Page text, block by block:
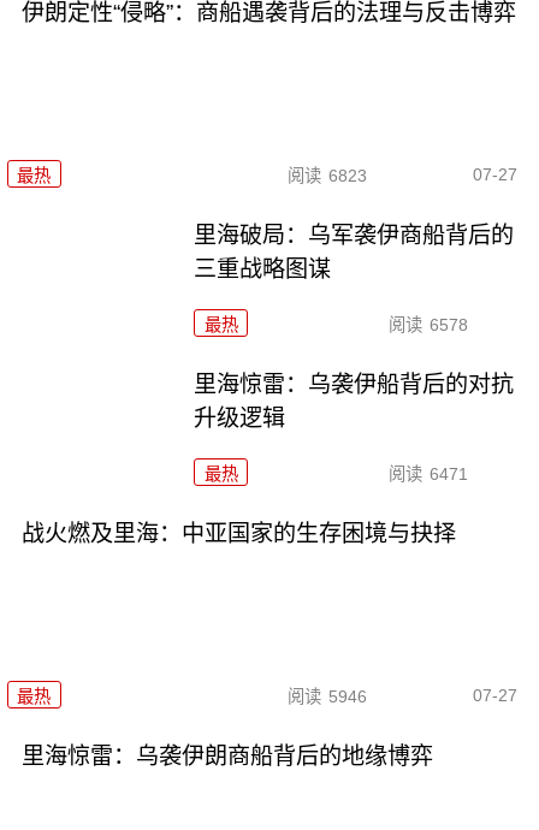
伊朗定性“侵略”：商船遇袭背后的法理与反击博弈
最热 阅读 6823 07-27
里海破局：乌军袭伊商船背后的
三重战略图谋
最热 阅读 6578
里海惊雷：乌袭伊船背后的对抗
升级逻辑
最热 阅读 6471
战火燃及里海：中亚国家的生存困境与抉择
最热 阅读 5946 07-27
里海惊雷：乌袭伊朗商船背后的地缘博弈